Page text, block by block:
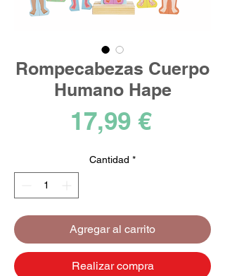
Rompecabezas Cuerpo
Humano Hape
17,99 €Precio
Cantidad *
Agregar al carrito
Realizar compra